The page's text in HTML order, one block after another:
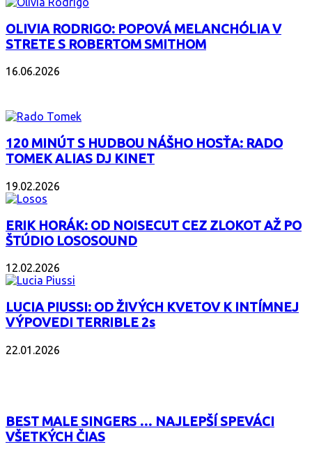
OLIVIA RODRIGO: POPOVÁ MELANCHÓLIA V
STRETE S ROBERTOM SMITHOM
16.06.2026
120 MINÚT S HUDBOU NÁŠHO HOSŤA: RADO
TOMEK ALIAS DJ KINET
19.02.2026
ERIK HORÁK: OD NOISECUT CEZ ZLOKOT AŽ PO
ŠTÚDIO LOSOSOUND
12.02.2026
LUCIA PIUSSI: OD ŽIVÝCH KVETOV K INTÍMNEJ
VÝPOVEDI TERRIBLE 2s
22.01.2026
BEST MALE SINGERS … NAJLEPŠÍ SPEVÁCI
VŠETKÝCH ČIAS